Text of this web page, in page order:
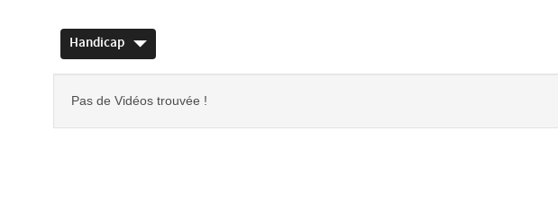
Handicap
Pas de Vidéos trouvée !